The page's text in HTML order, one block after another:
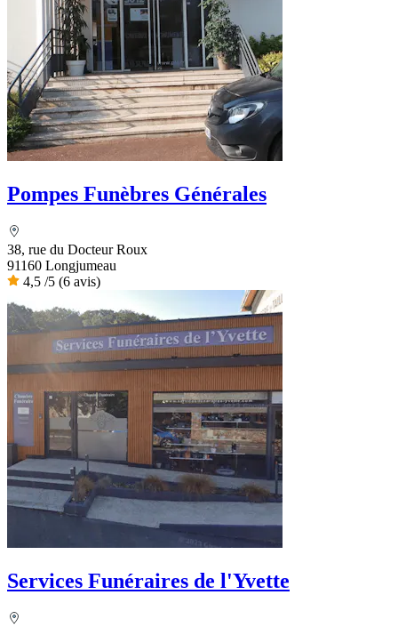
Pompes Funèbres Générales
38, rue du Docteur Roux
91160 Longjumeau
4,5 /5 (6 avis)
Services Funéraires de l'Yvette